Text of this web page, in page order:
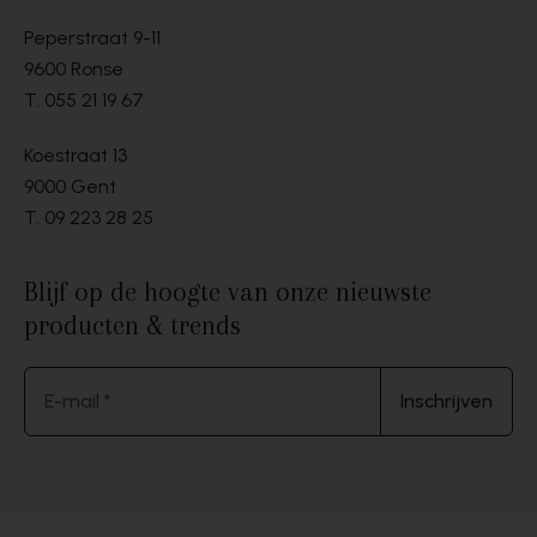
Peperstraat 9-11
9600 Ronse
T. 055 21 19 67
Koestraat 13
9000 Gent
T. 09 223 28 25
Blijf op de hoogte van onze nieuwste
producten & trends
E-mail * Inschrijven